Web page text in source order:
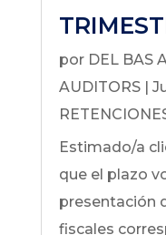
por DEL BAS
AUDITORS|
Estimado/a
que el plazo
presentación
fiscales